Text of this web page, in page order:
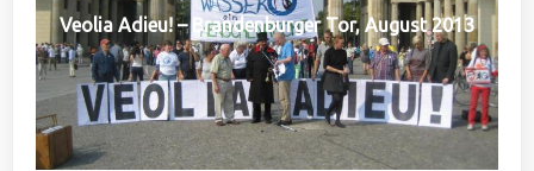
Veolia Adieu! – Brandenburger Tor, August 2013